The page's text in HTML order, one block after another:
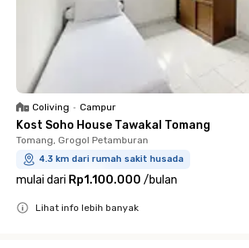
Coliving • Campur
Kost Soho House Tawakal Tomang
Tomang, Grogol Petamburan
4.3 km dari rumah sakit husada
mulai dari Rp1.100.000 /bulan
Lihat info lebih banyak